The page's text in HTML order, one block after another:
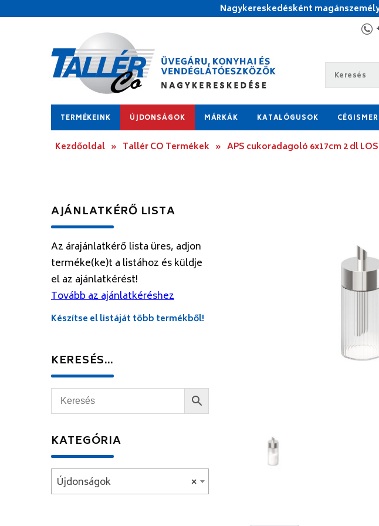
Nagykereskedésként
TERMÉKEINK ÚJDONSÁGOK MÁRKÁK KATALÓGUSOK
Kezdőoldal » Tallér CO Termékek » APS cukoradagoló 6x17cm 2 dl
AJÁNLATKÉRŐ LISTA
Az árajánlatkérő lista üres, adjon
terméke(ke)t a listához és küldje
el az ajánlatkérést!
Tovább az ajánlatkéréshez
Készítse el listáját több termékből!
KERESÉS…
KATEGÓRIA
×
Újdonságok